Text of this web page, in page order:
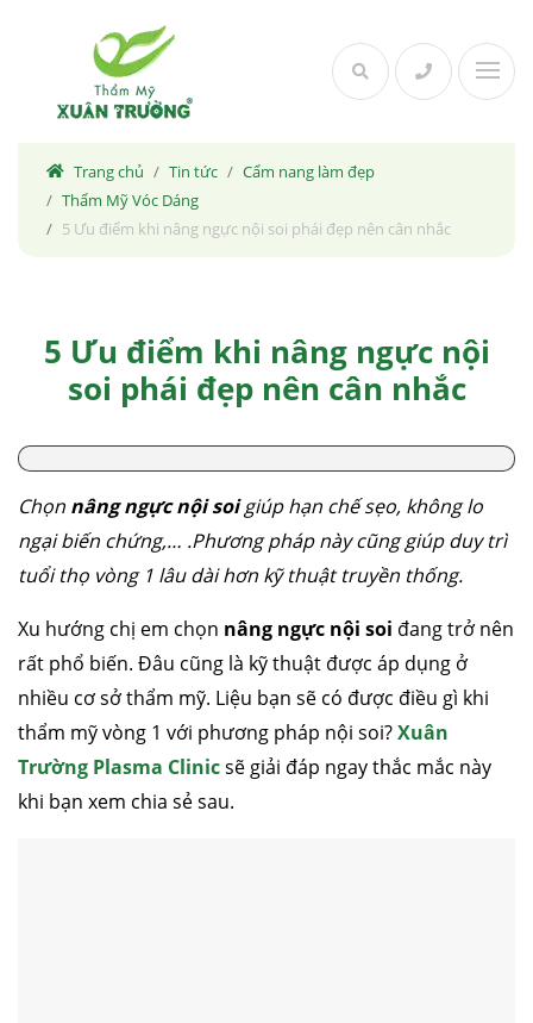
Trang chủ Tin tức
Cẩm nang làm đẹp
Thẩm Mỹ Vóc Dáng
5 Ưu điểm khi nâng ngực nội soi phái đẹp nên cân nhắc
5 Ưu điểm khi nâng ngực nội
soi phái đẹp nên cân nhắc
Chọn nâng ngực nội soigiúp hạn chế sẹo, không lo
ngại biến chứng,… .Phương pháp này cũng giúp duy trì
tuổi thọ vòng 1 lâu dài hơn kỹ thuật truyền thống.
Xu hướng chị em chọn nâng ngực nội soi đang trở nên
rất phổ biến. Đâu cũng là kỹ thuật được áp dụng ở
nhiều cơ sở thẩm mỹ. Liệu bạn sẽ có được điều gì khi
thẩm mỹ vòng 1 với phương pháp nội soi?Xuân
Trường Plasma Clinicsẽ giải đáp ngay thắc mắc này
khi bạn xem chia sẻ sau.